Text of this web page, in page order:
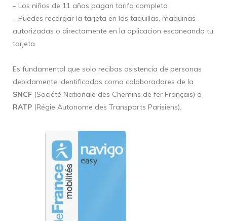
– Los niños de 11 años pagan tarifa completa
– Puedes recargar la tarjeta en las taquillas, maquinas
autorizadas o directamente en la aplicacion escaneando tu
tarjeta
Es fundamental que solo recibas asistencia de personas
debidamente identificadas como colaboradores de la
SNCF (Société Nationale des Chemins de fer Français) o
RATP (Régie Autonome des Transports Parisiens).